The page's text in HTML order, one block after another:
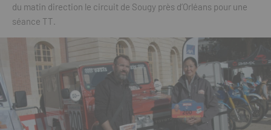
du matin direction le circuit de Sougy près d’Orléans pour une
séance TT.